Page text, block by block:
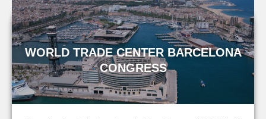
WORLD TRADE CENTER BARCELONA
CONGRESS